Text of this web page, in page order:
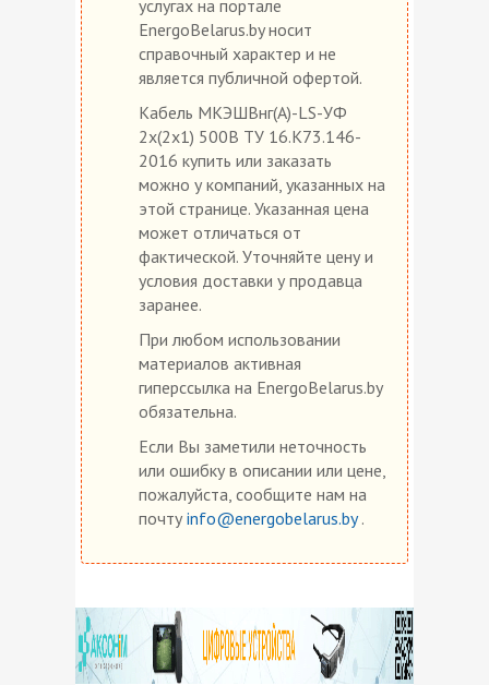
услугах на портале
EnergoBelarus.by носит
справочный характер и не
является публичной офертой.
Кабель МКЭШВнг(А)-LS-УФ
2х(2х1) 500В ТУ 16.К73.146-
2016 купить или заказать
можно у компаний, указанных на
этой странице. Указанная цена
может отличаться от
фактической. Уточняйте цену и
условия доставки у продавца
заранее.
При любом использовании
материалов активная
гиперссылка на EnergoBelarus.by
обязательна.
Если Вы заметили неточность
или ошибку в описании или цене,
пожалуйста, сообщите нам на
почту info@energobelarus.by.